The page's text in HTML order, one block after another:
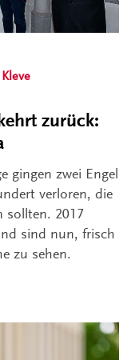
zurück:
gingen zwei Engel
verloren, die
sollten. 2017
sind nun, frisch
zu sehen.